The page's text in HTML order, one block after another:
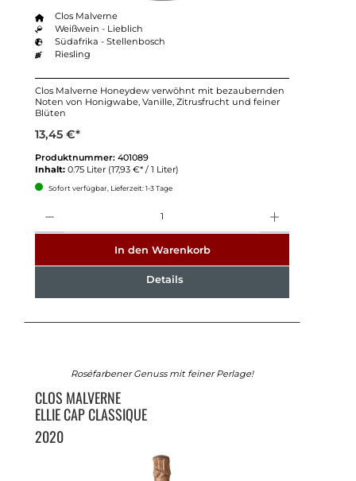
Clos Malverne
Weißwein - Lieblich
Südafrika - Stellenbosch
Riesling
Clos Malverne Honeydew verwöhnt mit bezaubernden
Noten von Honigwabe, Vanille, Zitrusfrucht und feiner
Blüten
13,45 €*
Produktnummer: 401089
Inhalt: 0.75 Liter (17,93 €* / 1 Liter)
Sofort verfügbar, Lieferzeit: 1-3 Tage
In den Warenkorb
Details
Roséfarbener Genuss mit feiner Perlage!
CLOS MALVERNE
ELLIE CAP CLASSIQUE
2020